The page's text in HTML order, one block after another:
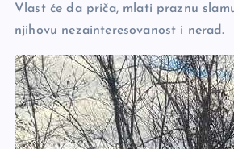
Vlast će da priča, mlati praznu
njihovu nezainteresovanost i nerad.